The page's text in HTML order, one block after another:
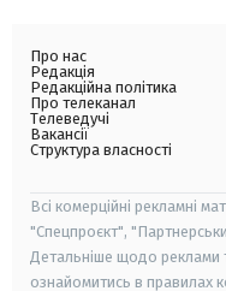
Про нас
Редакція
Редакційна політика
Про телеканал
Телеведучі
Вакансії
Структура власності
Всі комерційні рекламні
"Спецпроєкт",
Детальніше щодо реклами
ознайомитись в правилах